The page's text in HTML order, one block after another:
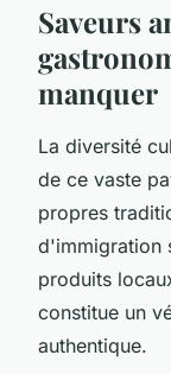
Saveurs
manquer
La diversité
de ce vaste
propres
d'immigration
produits
constitue un
authentique.